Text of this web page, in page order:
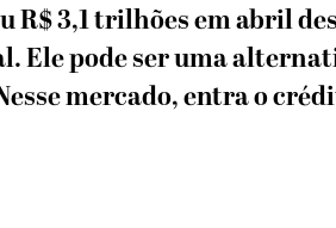
3,1 trilhões em abril
Ele pode ser uma
mercado, entra o